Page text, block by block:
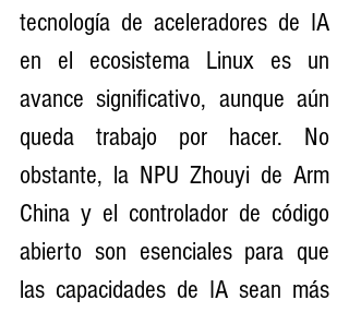
tecnología de aceleradores de IA
en el ecosistema Linux es un
avance significativo, aunque aún
queda trabajo por hacer. No
obstante, la NPU Zhouyi de Arm
China y el controlador de código
abierto son esenciales para que
las capacidades de IA sean más